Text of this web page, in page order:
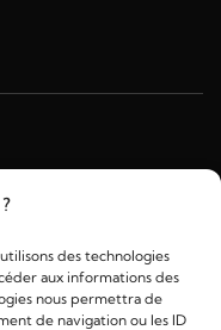
des technologies
aux informations des
nous permettra de
de navigation ou les ID